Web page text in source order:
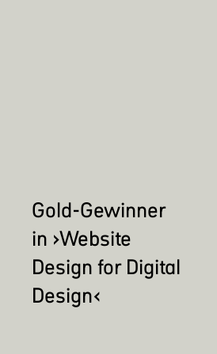
Gold-Gewinner
in ›Website
Design for Digital
Design‹